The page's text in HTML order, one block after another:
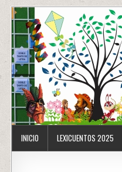
INICIO LEXICUENTOS 2025